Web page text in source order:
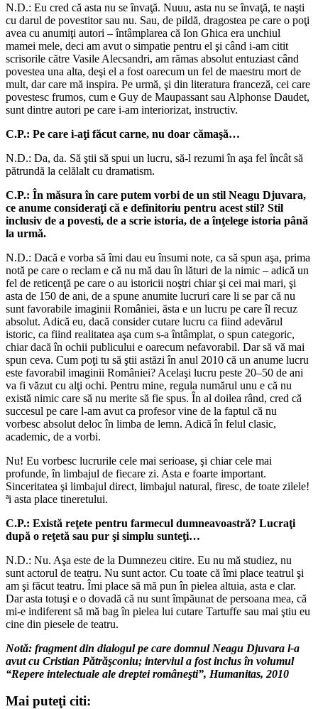
N.D.: Eu cred că asta nu se învaţă. Nuuu, asta nu se învaţă, te naşti
cu darul de povestitor sau nu. Sau, de pildă, dragostea pe care o poţi
avea cu anumiţi autori – întâmplarea că Ion Ghica era unchiul
mamei mele, deci am avut o simpatie pentru el şi când i-am citit
scrisorile către Vasile Alecsandri, am rămas absolut entuziast când
povestea una alta, deşi el a fost oarecum un fel de maestru mort de
mult, dar care mă inspira. Pe urmă, şi din literatura franceză, cei care
povestesc frumos, cum e Guy de Maupassant sau Alphonse Daudet,
sunt dintre autori pe care i-am interiorizat, instructiv.
C.P.: Pe care i-aţi făcut carne, nu doar cămaşă…
N.D.: Da, da. Să ştii să spui un lucru, să-l rezumi în aşa fel încât să
pătrundă la celălalt cu dramatism.
C.P.: În măsura în care putem vorbi de un stil Neagu Djuvara,
ce anume consideraţi că e definitoriu pentru acest stil? Stil
inclusiv de a povesti, de a scrie istoria, de a înţelege istoria până
la urmă.
N.D.: Dacă e vorba să îmi dau eu însumi note, ca să spun aşa, prima
notă pe care o reclam e că nu mă dau în lături de la nimic – adică un
fel de reticenţă pe care o au istoricii noştri chiar şi cei mai mari, şi
asta de 150 de ani, de a spune anumite lucruri care li se par că nu
sunt favorabile imaginii României, ăsta e un lucru pe care îl recuz
absolut. Adică eu, dacă consider cutare lucru ca fiind adevărul
istoric, ca fiind realitatea aşa cum s-a întâmplat, o spun categoric,
chiar dacă în ochii publicului e oarecum nefavorabil. Dar să vă mai
spun ceva. Cum poţi tu să ştii astăzi în anul 2010 că un anume lucru
este favorabil imaginii României? Acelaşi lucru peste 20–50 de ani
va fi văzut cu alţi ochi. Pentru mine, regula numărul unu e că nu
există nimic care să nu merite să fie spus. În al doilea rând, cred că
succesul pe care l-am avut ca profesor vine de la faptul că nu
vorbesc absolut deloc în limba de lemn. Adică în felul clasic,
academic, de a vorbi.
Nu! Eu vorbesc lucrurile cele mai serioase, şi chiar cele mai
profunde, în limbajul de fiecare zi. Asta e foarte important.
Sinceritatea şi limbajul direct, limbajul natural, firesc, de toate zilele!
ªi asta place tineretului.
C.P.: Există reţete pentru farmecul dumneavoastră? Lucraţi
după o reţetă sau pur şi simplu sunteţi…
N.D.: Nu. Aşa este de la Dumnezeu citire. Eu nu mă studiez, nu
sunt actorul de teatru. Nu sunt actor. Cu toate că îmi place teatrul şi
am şi făcut teatru. Îmi place să mă pun în pielea altuia, asta e clar.
Dar asta totuşi e o dovadă că nu sunt împăunat de persoana mea, că
mi-e indiferent să mă bag în pielea lui cutare Tartuffe sau mai ştiu eu
cine din piesele de teatru.
Notă: fragment din dialogul pe care domnul Neagu Djuvara l-a
avut cu Cristian Pătrăşconiu; interviul a fost inclus în volumul
“Repere intelectuale ale dreptei româneşti”, Humanitas, 2010
Mai puteţi citi: